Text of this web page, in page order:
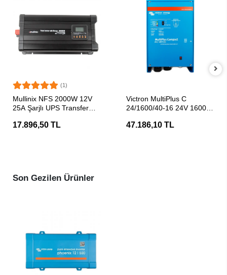
(1)
Mullinix NFS 2000W 12V
25A Şarjlı UPS Transfer
17.896,50 TL
Victron MultiPlus C
24/1600/40-16 24V 1600W
İnvertör
47.186,10 TL
Son Gezilen Ürünler